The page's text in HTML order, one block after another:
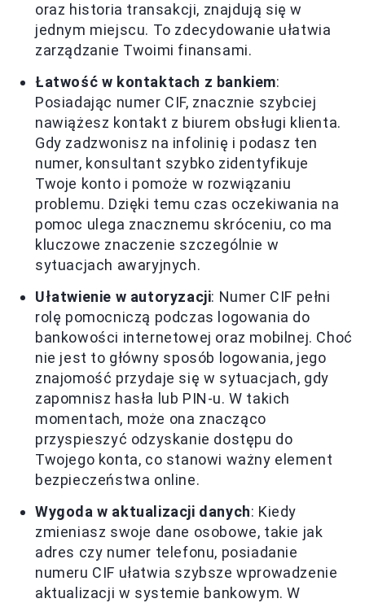
oraz historia transakcji, znajdują się w
jednym miejscu. To zdecydowanie ułatwia
zarządzanie Twoimi finansami.
Łatwość w kontaktach z bankiem:
Posiadając numer CIF, znacznie szybciej
nawiążesz kontakt z biurem obsługi klienta.
Gdy zadzwonisz na infolinię i podasz ten
numer, konsultant szybko zidentyfikuje
Twoje konto i pomoże w rozwiązaniu
problemu. Dzięki temu czas oczekiwania na
pomoc ulega znacznemu skróceniu, co ma
kluczowe znaczenie szczególnie w
sytuacjach awaryjnych.
Ułatwienie w autoryzacji: Numer CIF pełni
rolę pomocniczą podczas logowania do
bankowości internetowej oraz mobilnej. Choć
nie jest to główny sposób logowania, jego
znajomość przydaje się w sytuacjach, gdy
zapomnisz hasła lub PIN-u. W takich
momentach, może ona znacząco
przyspieszyć odzyskanie dostępu do
Twojego konta, co stanowi ważny element
bezpieczeństwa online.
Wygoda w aktualizacji danych: Kiedy
zmieniasz swoje dane osobowe, takie jak
adres czy numer telefonu, posiadanie
numeru CIF ułatwia szybsze wprowadzenie
aktualizacji w systemie bankowym. W